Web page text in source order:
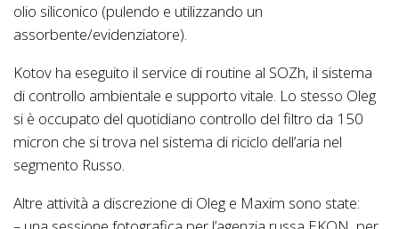
olio siliconico (pulendo e utilizzando un
assorbente/evidenziatore).
Kotov ha eseguito il service di routine al SOZh, il sistema
di controllo ambientale e supporto vitale. Lo stesso Oleg
si è occupato del quotidiano controllo del filtro da 150
micron che si trova nel sistema di riciclo dell’aria nel
segmento Russo.
Altre attività a discrezione di Oleg e Maxim sono state: